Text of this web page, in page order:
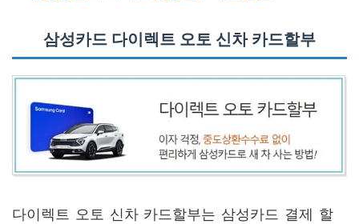
삼성카드 다이렉트 오토 신차 카드할부
다이렉트 오토 신차 카드할부는 삼성카드 결제 할